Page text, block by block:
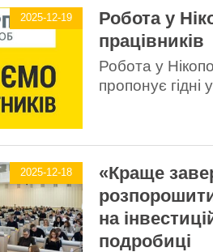
2025-12-19
Робота у
працівників
Робота у
пропонує гідні
2025-12-18
«Краще
на
подробиці